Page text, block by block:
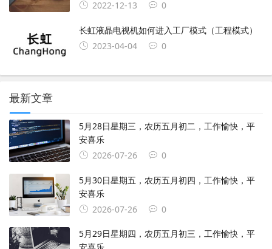
2022-12-13
0
长虹液晶电视机如何进入工厂模式（工程模式）
2023-04-04
0
最新文章
5月28日星期三，农历五月初二，工作愉快，平
安喜乐
2026-07-26
0
5月30日星期五，农历五月初四，工作愉快，平
安喜乐
2026-07-26
0
5月29日星期四，农历五月初三，工作愉快，平